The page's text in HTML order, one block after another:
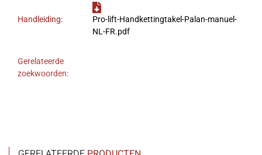
Handleiding:
Pro-lift-Handkettingtakel-Palan-manuel-
NL-FR.pdf
Gerelateerde
zoekwoorden: